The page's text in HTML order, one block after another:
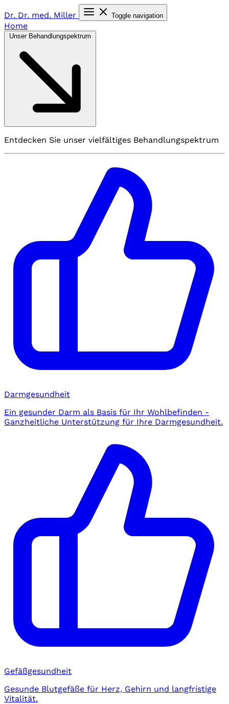
Dr. Dr. med. Miller Toggle navigation
Home
Entdecken Sie unser vielfältiges Behandlungspektrum
Darmgesundheit
Ein gesunder Darm als Basis für Ihr Wohlbefinden -
Ganzheitliche Unterstützung für Ihre Darmgesundheit.
Gefäßgesundheit
Gesunde Blutgefäße für Herz, Gehirn und langfristige
Vitalität.